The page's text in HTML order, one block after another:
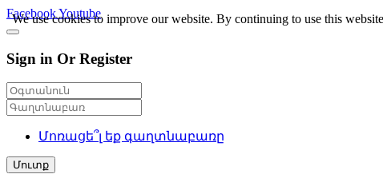
FacebookYoutube
Sign in Or Register
Մոռացե՞լ եք գաղտնաբառը
Մուտք
We use cookies to improve our website. By continuing to use this